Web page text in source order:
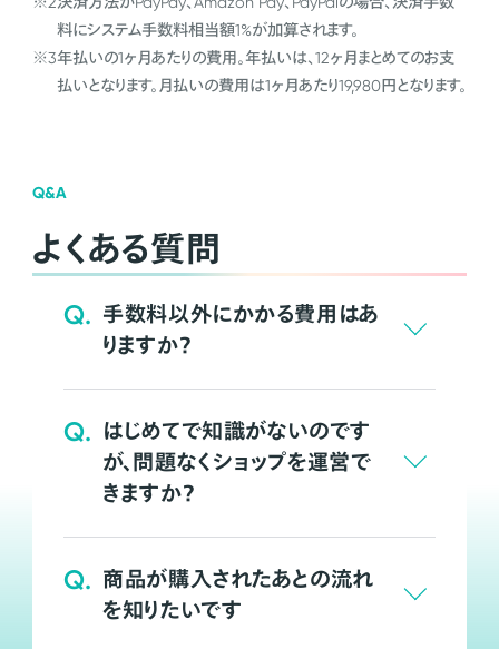
料にシステム手数料相当額1%が加算されます。
※3年払いの1ヶ月あたりの費用。年払いは、12ヶ月まとめてのお支
払いとなります。月払いの費用は1ヶ月あたり19,980円となります。
Q&A
よくある質問
Q. 手数料以外にかかる費用はあ
りますか？
Q. はじめてで知識がないのです
が、問題なくショップを運営で
きますか？
Q. 商品が購入されたあとの流れ
を知りたいです